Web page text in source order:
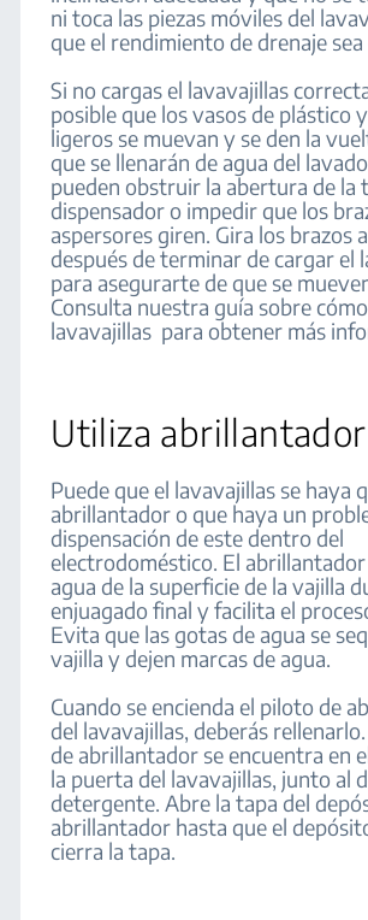
ni toca las piezas móviles del
que el rendimiento de drenaje
Si no cargas el lavavajillas
posible que los vasos de plástico
ligeros se muevan y se den la
que se llenarán de agua del
pueden obstruir la abertura de la
dispensador o impedir que los
aspersores giren. Gira los brazos
después de terminar de cargar el
para asegurarte de que se
Consulta nuestra guía sobre
lavavajillas para obtener más
Utiliza abrillantador
Puede que el lavavajillas se haya
abrillantador o que haya un
dispensación de este dentro del
electrodoméstico. El abrillantador
agua de la superficie de la vajilla
enjuagado final y facilita el
Evita que las gotas de agua se
vajilla y dejen marcas de agua.
Cuando se encienda el piloto de
del lavavajillas, deberás
de abrillantador se encuentra en
la puerta del lavavajillas, junto al
detergente. Abre la tapa del
abrillantador hasta que el
cierra la tapa.